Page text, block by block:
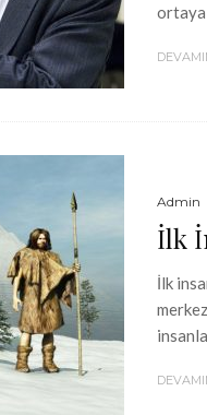
ortaya
Admin
İlk
İlk